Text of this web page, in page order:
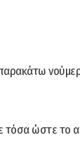
τόσα ώστε το